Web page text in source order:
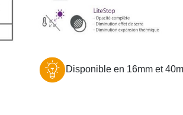
Disponible en 16mm et